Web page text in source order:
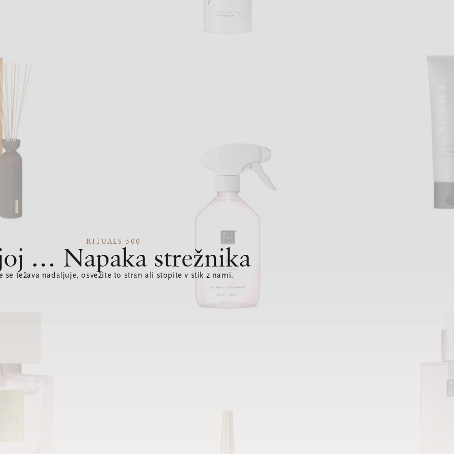
RITUALS 500
… Napaka strežnika
se težava nadaljuje, osvežite to stran ali stopite v stik z nami.